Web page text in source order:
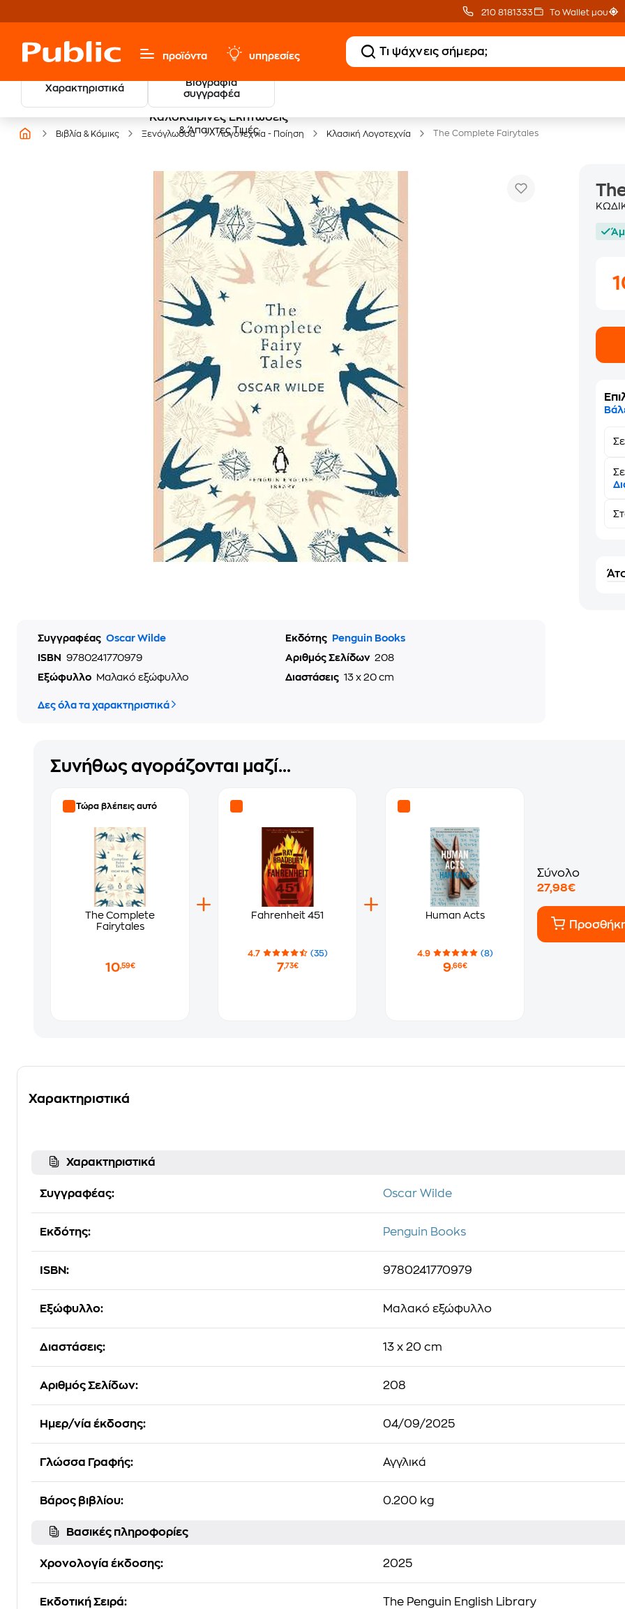
210 8181333 Το Wallet μου
προϊόντα υπηρεσίες
Χαρακτηριστικά
Βιογραφία
συγγραφέα
Καλοκαιρινές Εκπτώσεις
& Άπαιχτες Τιμές
Βιβλία & Κόμικς Ξενόγλωσσα Λογοτεχνία - Ποίηση Κλασική Λογοτεχνία The Complete Fairytales
Συγγραφέας Oscar Wilde Εκδότης
Penguin Books
ISBN
9780241770979 Αριθμός Σελίδων 208
Εξώφυλλο
Μαλακό εξώφυλλο Διαστάσεις 13 x 20 cm
Δες όλα τα χαρακτηριστικά
Συνήθως αγοράζονται μαζί...
Τώρα βλέπεις αυτό
The Complete
Fairytales
10,59€
Fahrenheit 451
4.7 (35)
7,73€
Human Acts
4.9 (8)
9,66€
Σύνολο
27,98€
Χαρακτηριστικά
Χαρακτηριστικά
Συγγραφέας: Oscar Wilde
Εκδότης: Penguin Books
ISBN: 9780241770979
Εξώφυλλο: Μαλακό εξώφυλλο
Διαστάσεις: 13 x 20 cm
Αριθμός Σελίδων: 208
Ημερ/νία έκδοσης: 04/09/2025
Γλώσσα Γραφής: Αγγλικά
Βάρος βιβλίου: 0.200 kg
Βασικές πληροφορίες
Χρονολογία έκδοσης: 2025
Εκδοτική Σειρά: The Penguin English Library